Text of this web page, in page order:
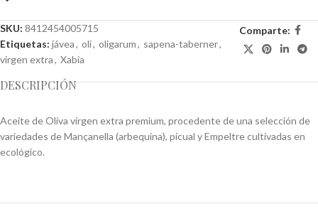
SKU: 8412454005715
Etiquetas: jávea, oli, oligarum, sapena-taberner,
virgen extra, Xabia
Comparte:
DESCRIPCIÓN
Aceite de Oliva virgen extra premium, procedente de una selección de
variedades de Mançanella (arbequina), picual y Empeltre cultivadas en
ecológico.